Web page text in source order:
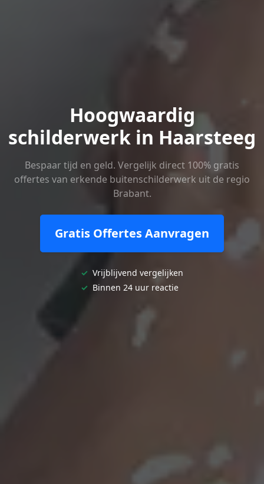
Hoogwaardig
schilderwerk in Haarsteeg
Bespaar tijd en geld. Vergelijk direct 100% gratis
offertes van erkende buitenschilderwerk uit de regio
Brabant.
Gratis Offertes Aanvragen
✓ Vrijblijvend vergelijken
✓ Binnen 24 uur reactie